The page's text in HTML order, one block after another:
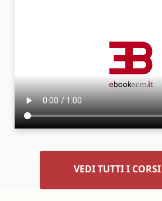
VEDI TUTTI I CORSI